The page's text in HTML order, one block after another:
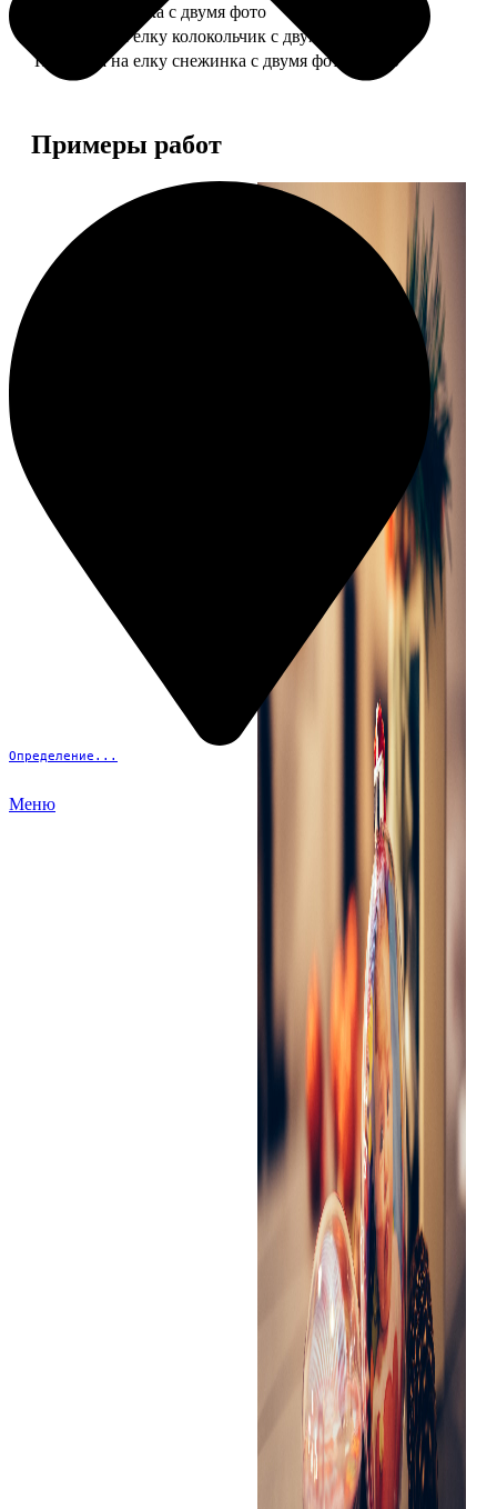
Определение...
Меню
Шарик-шкатулка с двумя фото
Подвеска на елку колокольчик с двумя фото
Подвеска на елку снежинка с двумя фото
590
Примеры работ